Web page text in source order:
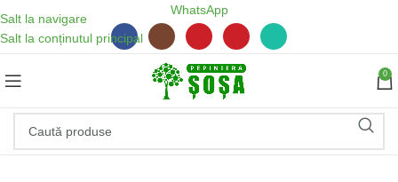
Salt la navigare
Salt la conținutul principal
WhatsApp
0